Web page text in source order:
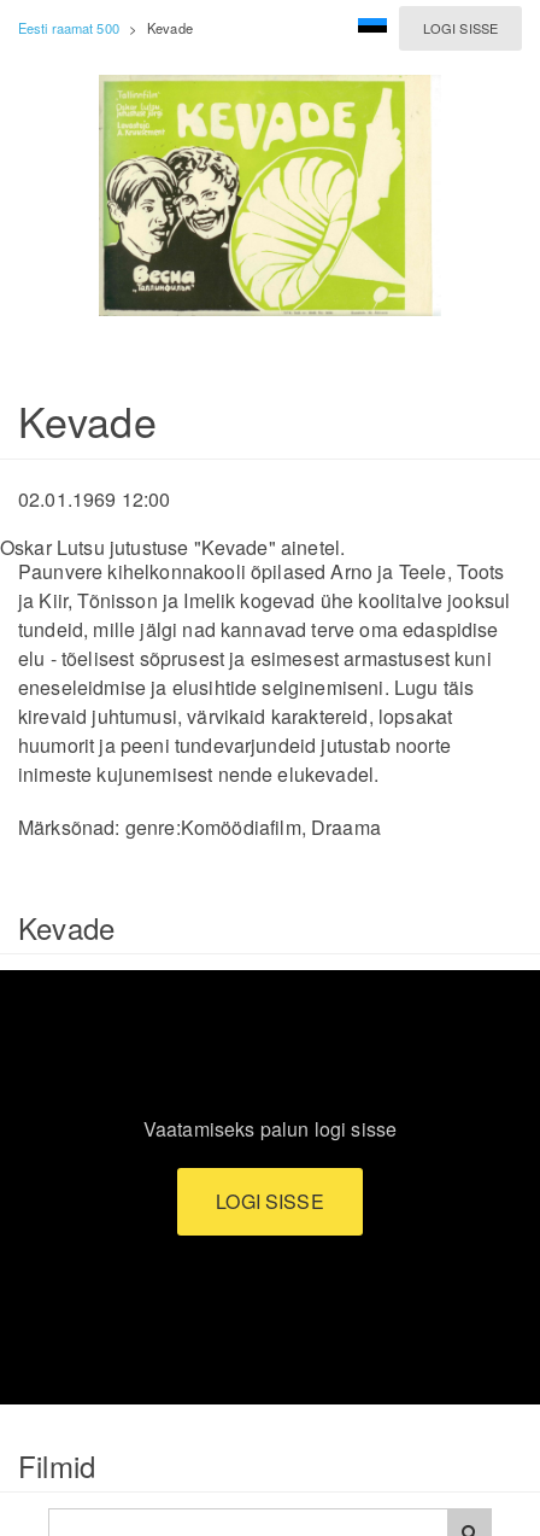
LOGI SISSE
Eesti raamat 500 > Kevade
Kevade
02.01.1969 12:00
Oskar Lutsu jutustuse "Kevade" ainetel.
Paunvere kihelkonnakooli õpilased Arno ja Teele, Toots
ja Kiir, Tõnisson ja Imelik kogevad ühe koolitalve jooksul
tundeid, mille jälgi nad kannavad terve oma edaspidise
elu - tõelisest sõprusest ja esimesest armastusest kuni
eneseleidmise ja elusihtide selginemiseni. Lugu täis
kirevaid juhtumusi, värvikaid karaktereid, lopsakat
huumorit ja peeni tundevarjundeid jutustab noorte
inimeste kujunemisest nende elukevadel.
Märksõnad: genre:Komöödiafilm, Draama
Kevade
Vaatamiseks palun logi sisse
LOGI SISSE
Filmid